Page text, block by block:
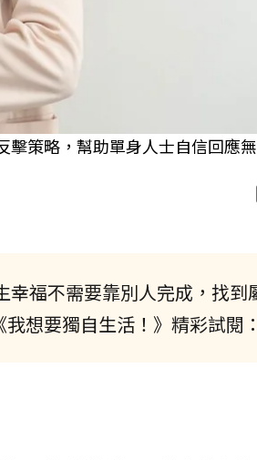
策略，幫助單身人士自信回應
福不需要靠別人完成，找到
想要獨自生活！》精彩試閱